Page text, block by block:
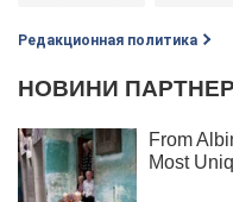
Редакционная политика